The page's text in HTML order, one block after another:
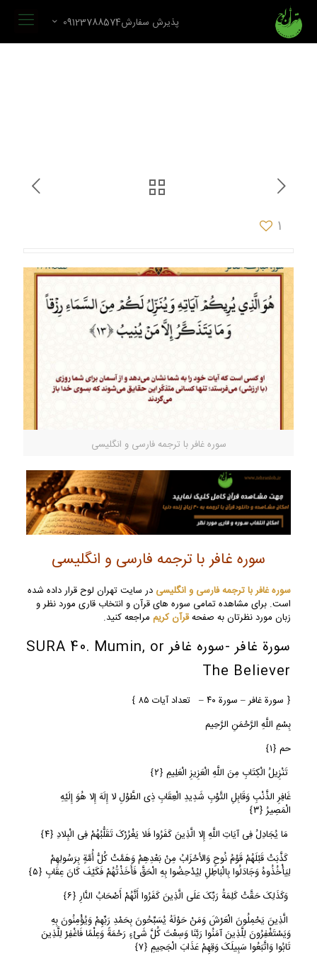
پذیرش سفارش09123788574
1
سوره غافر با ترجمه فارسی و انگلیسی
سوره غافر با ترجمه فارسی و انگلیسی
سوره غافر با ترجمه فارسی و انگلیسی در سایت تهران لوح قرار داده شده
است. برای مشاهده تمامی سوره های قرآن و انتخاب قاری مورد نظر و
زبان مورد نظرتان به صفحهقرآن کریممراجعه کنید.
سورة غافر -سوره غافر SURA 40. Mumin, or
The Believer
﴿ سورة غافر – سورة ٤٠ – تعدادآیات ٨٥ ﴾
بِسْمِ اللَّهِ الرَّحْمَنِ الرَّحِیم
حم ﴿١﴾
تَنْزِیلُ الْکِتَابِ مِنَ اللَّهِ الْعَزِیزِ الْعَلِیمِ ﴿٢﴾
غَافِرِ الذَّنْبِ وَقَابِلِ التَّوْبِ شَدِیدِ الْعِقَابِ ذِی الطَّوْلِ لا إِلَهَ إِلا هُوَ إِلَیْهِ
الْمَصِیرُ ﴿٣﴾
مَا یُجَادِلُ فِی آیَاتِ اللَّهِ إِلا الَّذِینَ کَفَرُوا فَلا یَغْرُرْکَ تَقَلُّبُهُمْ فِی الْبِلادِ ﴿٤﴾
کَذَّبَتْ قَبْلَهُمْ قَوْمُ نُوحٍ وَالأحْزَابُ مِنْ بَعْدِهِمْ وَهَمَّتْ کُلُّ أُمَّةٍ بِرَسُولِهِمْ
لِیَأْخُذُوهُ وَجَادَلُوا بِالْبَاطِلِ لِیُدْحِضُوا بِهِ الْحَقَّ فَأَخَذْتُهُمْ فَکَیْفَ کَانَ عِقَابِ ﴿٥﴾
وَکَذَلِکَ حَقَّتْ کَلِمَةُ رَبِّکَ عَلَى الَّذِینَ کَفَرُوا أَنَّهُمْ أَصْحَابُ النَّارِ ﴿٦﴾
الَّذِینَ یَحْمِلُونَ الْعَرْشَ وَمَنْ حَوْلَهُ یُسَبِّحُونَ بِحَمْدِ رَبِّهِمْ وَیُؤْمِنُونَ بِهِ
وَیَسْتَغْفِرُونَ لِلَّذِینَ آمَنُوا رَبَّنَا وَسِعْتَ کُلَّ شَیْءٍ رَحْمَةً وَعِلْمًا فَاغْفِرْ لِلَّذِینَ
تَابُوا وَاتَّبَعُوا سَبِیلَکَ وَقِهِمْ عَذَابَ الْجَحِیمِ ﴿٧﴾